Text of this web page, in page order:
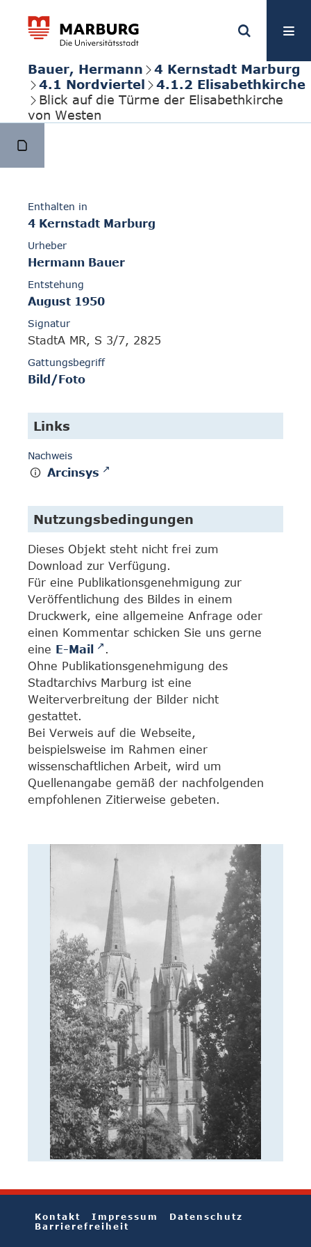
Bauer, Hermann
4 Kernstadt Marburg
4.1 Nordviertel
4.1.2 Elisabethkirche
Blick auf die Türme der Elisabethkirche
von Westen
Enthalten in
4 Kernstadt Marburg
Urheber
Hermann Bauer
Entstehung
August 1950
Signatur
StadtA MR, S 3/7, 2825
Gattungsbegriff
Bild/Foto
Links
Nachweis
Arcinsys
Nutzungsbedingungen
Dieses Objekt steht nicht frei zum
Download zur Verfügung.
Für eine Publikationsgenehmigung zur
Veröffentlichung des Bildes in einem
Druckwerk, eine allgemeine Anfrage oder
einen Kommentar schicken Sie uns gerne
eine E-Mail
.
Ohne Publikationsgenehmigung des
Stadtarchivs Marburg ist eine
Weiterverbreitung der Bilder nicht
gestattet.
Bei Verweis auf die Webseite,
beispielsweise im Rahmen einer
wissenschaftlichen Arbeit, wird um
Quellenangabe gemäß der nachfolgenden
empfohlenen Zitierweise gebeten.
Kontakt Impressum
Datenschutz
Barrierefreiheit